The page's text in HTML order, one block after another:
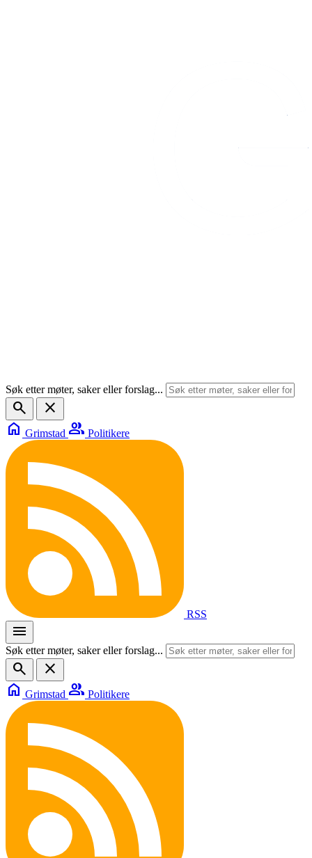
Søk etter møter, saker eller forslag...
search
close
home Grimstad group Politikere
RSS
menu
Søk etter møter, saker eller forslag...
search
close
home Grimstad group Politikere